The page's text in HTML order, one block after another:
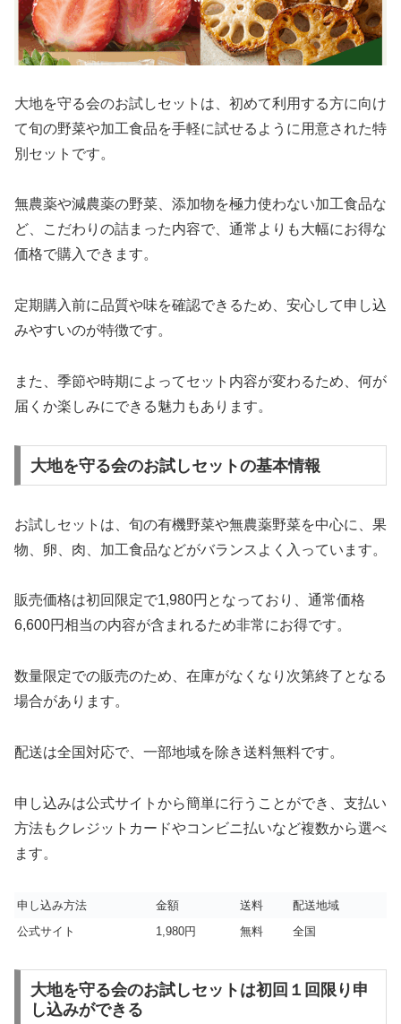
大地を守る会のお試しセットは、初めて利用する方に向け
て旬の野菜や加工食品を手軽に試せるように用意された特
別セットです。
無農薬や減農薬の野菜、添加物を極力使わない加工食品な
ど、こだわりの詰まった内容で、通常よりも大幅にお得な
価格で購入できます。
定期購入前に品質や味を確認できるため、安心して申し込
みやすいのが特徴です。
また、季節や時期によってセット内容が変わるため、何が
届くか楽しみにできる魅力もあります。
大地を守る会のお試しセットの基本情報
お試しセットは、旬の有機野菜や無農薬野菜を中心に、果
物、卵、肉、加工食品などがバランスよく入っています。
販売価格は初回限定で1,980円となっており、通常価格
6,600円相当の内容が含まれるため非常にお得です。
数量限定での販売のため、在庫がなくなり次第終了となる
場合があります。
配送は全国対応で、一部地域を除き送料無料です。
申し込みは公式サイトから簡単に行うことができ、支払い
方法もクレジットカードやコンビニ払いなど複数から選べ
ます。
申し込み方法 金額 送料
配送地域
公式サイト
1,980円 無料 全国
大地を守る会のお試しセットは初回１回限り申
し込みができる